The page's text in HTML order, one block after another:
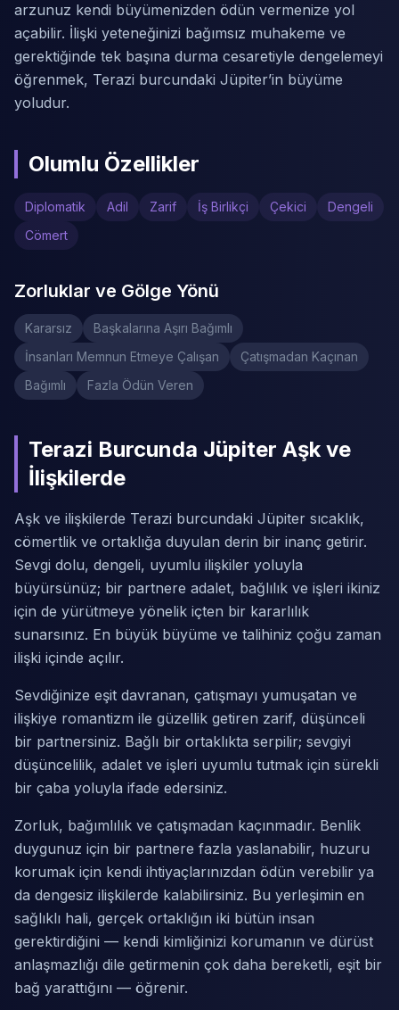
arzunuz kendi büyümenizden ödün vermenize yol
açabilir. İlişki yeteneğinizi bağımsız muhakeme ve
gerektiğinde tek başına durma cesaretiyle dengelemeyi
öğrenmek, Terazi burcundaki Jüpiter’in büyüme
yoludur.
Olumlu Özellikler
Diplomatik Adil Zarif İş Birlikçi Çekici
Dengeli
Cömert
Zorluklar ve Gölge Yönü
Kararsız
Başkalarına Aşırı Bağımlı
İnsanları Memnun Etmeye Çalışan
Çatışmadan Kaçınan
Bağımlı
Fazla Ödün Veren
Terazi Burcunda Jüpiter Aşk ve
İlişkilerde
Aşk ve ilişkilerde Terazi burcundaki Jüpiter sıcaklık,
cömertlik ve ortaklığa duyulan derin bir inanç getirir.
Sevgi dolu, dengeli, uyumlu ilişkiler yoluyla
büyürsünüz; bir partnere adalet, bağlılık ve işleri ikiniz
için de yürütmeye yönelik içten bir kararlılık
sunarsınız. En büyük büyüme ve talihiniz çoğu zaman
ilişki içinde açılır.
Sevdiğinize eşit davranan, çatışmayı yumuşatan ve
ilişkiye romantizm ile güzellik getiren zarif, düşünceli
bir partnersiniz. Bağlı bir ortaklıkta serpilir; sevgiyi
düşüncelilik, adalet ve işleri uyumlu tutmak için sürekli
bir çaba yoluyla ifade edersiniz.
Zorluk, bağımlılık ve çatışmadan kaçınmadır. Benlik
duygunuz için bir partnere fazla yaslanabilir, huzuru
korumak için kendi ihtiyaçlarınızdan ödün verebilir ya
da dengesiz ilişkilerde kalabilirsiniz. Bu yerleşimin en
sağlıklı hali, gerçek ortaklığın iki bütün insan
gerektirdiğini — kendi kimliğinizi korumanın ve dürüst
anlaşmazlığı dile getirmenin çok daha bereketli, eşit bir
bağ yarattığını — öğrenir.